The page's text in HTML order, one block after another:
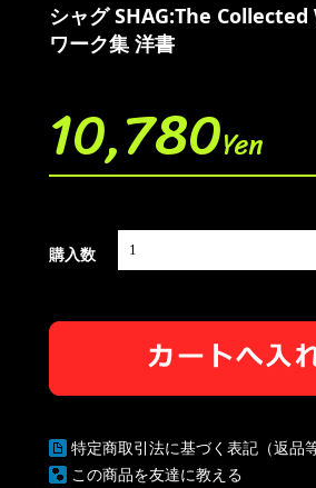
シャグ SHAG:The Collected
ワーク集 洋書
10,780Yen
購入数
特定商取引法に基づく表記（返品等
この商品を友達に教える